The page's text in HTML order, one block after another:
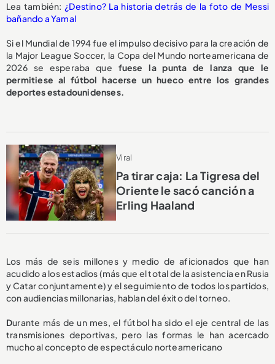
Lea también: ¿Destino? La historia detrás de la foto de Messi
bañando a Yamal
Si el Mundial de 1994 fue el impulso decisivo para la creación de
la Major League Soccer, la Copa del Mundo norteamericana de
2026 se esperaba que fuese la punta de lanza que le
permitiese al fútbol hacerse un hueco entre los grandes
deportes estadounidenses.
Viral
Pa tirar caja: La Tigresa del
Oriente le sacó canción a
Erling Haaland
Los más de seis millones y medio de aficionados que han
acudido a los estadios (más que el total de la asistencia en Rusia
y Catar conjuntamente) y el seguimiento de todos los partidos,
con audiencias millonarias, hablan del éxito del torneo.
Durante más de un mes, el fútbol ha sido el eje central de las
transmisiones deportivas, pero las formas le han acercado
mucho al concepto de espectáculo norteamericano